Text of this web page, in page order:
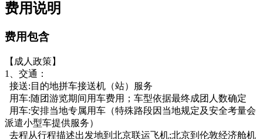
费用说明
费用包含
【成人政策】
1、交通：
接送:目的地拼车接送机（站）服务
用车:随团游览期间用车费用；车型依据最终成团人数确定
用车:安排当地专属用车（特殊路段因当地规定及安全考量会
派遣小型车提供服务）
去程从行程描述出发地到北京联运飞机;北京到伦敦经济舱机